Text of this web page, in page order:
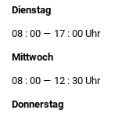
Dienstag
08 : 00
17 : 00
Mittwoch
08 : 00
12 : 30
Donnerstag